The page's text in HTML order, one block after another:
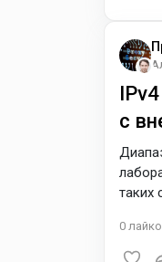
с
таких
0